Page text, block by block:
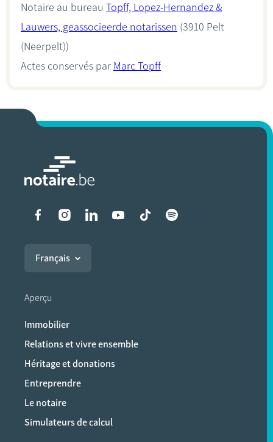
Notaire au bureau Topff, Lopez-Hernandez &
Lauwers, geassocieerde notarissen (3910 Pelt
(Neerpelt))
Actes conservés par Marc Topff
Liens vers les réseaux
Français
Aperçu
Immobilier
Relations et vivre ensemble
Héritage et donations
Entreprendre
Le notaire
Simulateurs de calcul